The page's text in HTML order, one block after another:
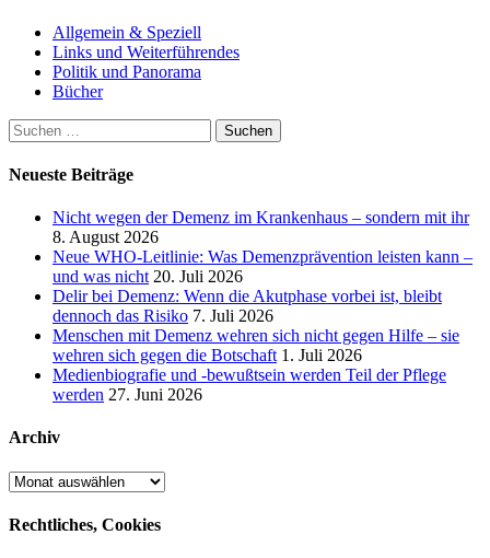
Allgemein & Speziell
Links und Weiterführendes
Politik und Panorama
Bücher
Suchen
nach:
Neueste Beiträge
Nicht wegen der Demenz im Krankenhaus – sondern mit ihr
8. August 2026
Neue WHO-Leitlinie: Was Demenzprävention leisten kann –
und was nicht 20. Juli 2026
Delir bei Demenz: Wenn die Akutphase vorbei ist, bleibt
dennoch das Risiko 7. Juli 2026
Menschen mit Demenz wehren sich nicht gegen Hilfe – sie
wehren sich gegen die Botschaft 1. Juli 2026
Medienbiografie und -bewußtsein werden Teil der Pflege
werden 27. Juni 2026
Archiv
Archiv
Rechtliches, Cookies